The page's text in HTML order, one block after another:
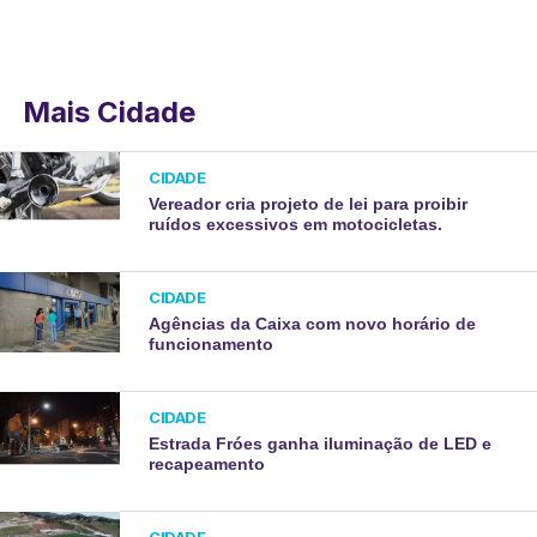
Mais Cidade
CIDADE
Vereador cria projeto de lei para proibir
ruídos excessivos em motocicletas.
CIDADE
Agências da Caixa com novo horário de
funcionamento
CIDADE
Estrada Fróes ganha iluminação de LED e
recapeamento